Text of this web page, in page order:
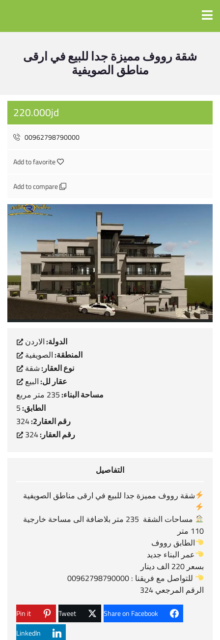
شقة رووف مميزة جدا للبيع في ارقى
مناطق الصويفية
220.000jd
00962798790000
Add to favorite
Add to compare
الدولة:الاردن
المنطقة:الصويفية
نوع العقار:شقة
عقار لل:البيع
مساحة البناء:235 متر مربع
الطابق:5
رقم العقار2: 324
رقم العقار:324
التفاصيل
شقة رووف مميزة جدا للبيع في ارقى مناطق الصويفية
مساحات الشقة 235 متر بلاضافة الى مساحة خارجية
110 متر
الطابق رووف
عمر البناء جديد
بسعر 220 الف دينار
للتواصل مع فريقنا : 00962798790000
الرقم المرجعي 324
Share on Facebook
Tweet
Pin it
LinkedIn